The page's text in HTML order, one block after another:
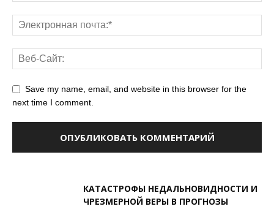
Save my name, email, and website in this browser for the
next time I comment.
КАТАСТРОФЫ НЕДАЛЬНОВИДНОСТИ И
ЧРЕЗМЕРНОЙ ВЕРЫ В ПРОГНОЗЫ